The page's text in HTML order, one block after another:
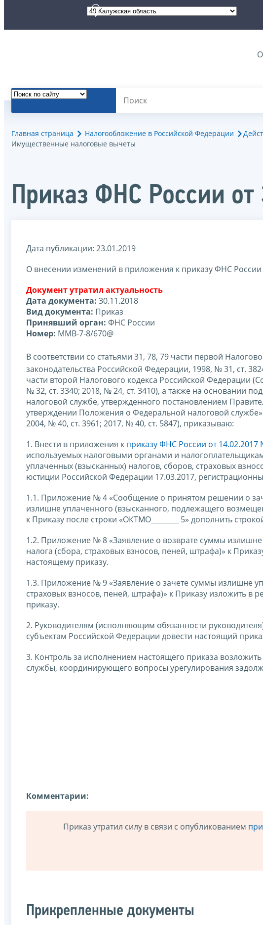
Главная страница Налогообложение в Российской Федерации
Имущественные налоговые вычеты
Приказ ФНС России
Дата публикации: 23.01.2019
О внесении изменений в приложения к приказу ФНС
Документ утратил актуальность
Дата документа: 30.11.2018
Вид документа: Приказ
Принявший орган: ФНС России
Номер: ММВ-7-8/670@
В соответствии со статьями 31, 78, 79 части первой
законодательства Российской Федерации, 1998, № 31, ст.
части второй Налогового кодекса Российской Федерации
№ 32, ст. 3340; 2018, № 24, ст. 3410), а также на основании
налоговой службе, утвержденного постановлением
утверждении Положения о Федеральной налоговой
2004, № 40, ст. 3961; 2017, № 40, ст. 5847), приказываю:
1. Внести в приложения к приказу ФНС России от
используемых налоговыми органами и
уплаченных (взысканных) налогов, сборов, страховых
юстиции Российской Федерации 17.03.2017,
1.1. Приложение № 4 «Сообщение о принятом решении о
излишне уплаченного (взысканного, подлежащего
к Приказу после строки «ОКТМО________ 5» дополнить
1.2. Приложение № 8 «Заявление о возврате суммы
налога (сбора, страховых взносов, пеней, штрафа)» к
настоящему приказу.
1.3. Приложение № 9 «Заявление о зачете суммы излишне
страховых взносов, пеней, штрафа)» к Приказу изложить
приказу.
2. Руководителям (исполняющим обязанности
субъектам Российской Федерации довести настоящий
3. Контроль за исполнением настоящего приказа
службы, координирующего вопросы урегулирования
Комментарии:
Приказ утратил силу в связи с опубликованием
Прикрепленные документы